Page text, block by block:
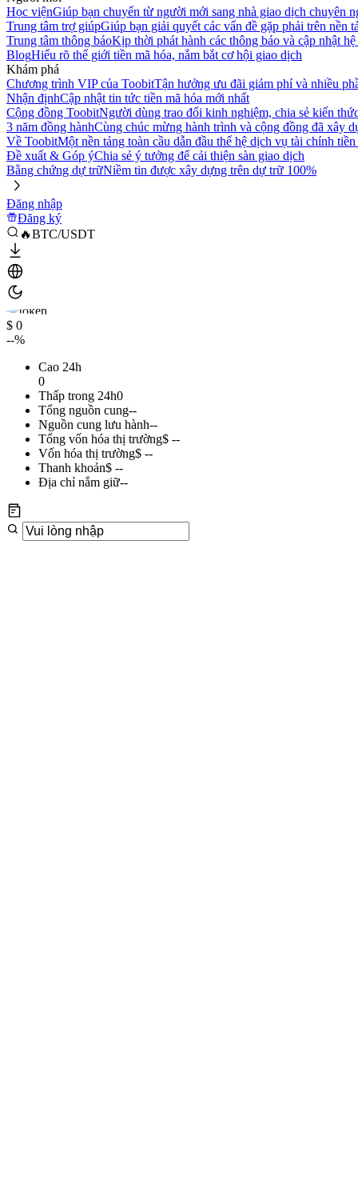
Học việnGiúp bạn chuyển từ người mới sang nhà giao dịch chuyên
Trung tâm trợ giúpGiúp bạn giải quyết các vấn đề gặp phải trên nền
Trung tâm thông báoKịp thời phát hành các thông báo và cập nhật
BlogHiểu rõ thế giới tiền mã hóa, nắm bắt cơ hội giao dịch
Khám phá
Chương trình VIP của ToobitTận hưởng ưu đãi giảm phí và nhiều
Nhận địnhCập nhật tin tức tiền mã hóa mới nhất
Cộng đồng ToobitNgười dùng trao đổi kinh nghiệm, chia sẻ kiến
3 năm đồng hànhCùng chúc mừng hành trình và cộng đồng đã xây
Về ToobitMột nền tảng toàn cầu dẫn đầu thế hệ dịch vụ tài chính
Đề xuất & Góp ýChia sẻ ý tưởng để cải thiện sàn giao dịch
Bằng chứng dự trữNiềm tin được xây dựng trên dự trữ 100%
Đăng nhập
Đăng ký
🔥BTC/USDT
$ 0
--%
Cao 24h
0
Thấp trong 24h0
Tổng nguồn cung--
Nguồn cung lưu hành--
Tổng vốn hóa thị trường$ --
Vốn hóa thị trường$ --
Thanh khoản$ --
Địa chỉ nắm giữ--